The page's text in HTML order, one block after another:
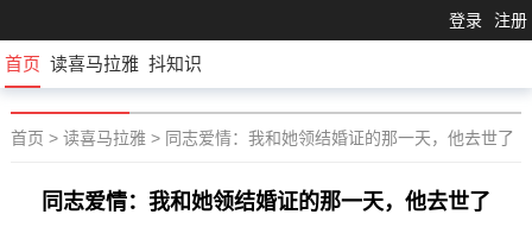
登录 注册
首页 读喜马拉雅 抖知识
首页 > 读喜马拉雅> 同志爱情：我和她领结婚证的那一天，他去世了
同志爱情：我和她领结婚证的那一天，他去世了